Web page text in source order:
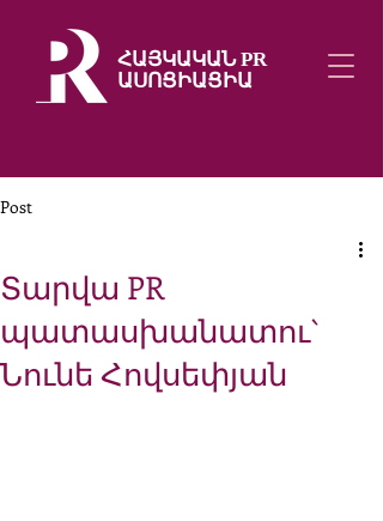
ՀԱՅԿԱԿԱՆ PR
ԱՍՈՑԻԱՑԻԱ
Post
Տարվա PR
պատասխանատու`
Նունե Հովսեփյան